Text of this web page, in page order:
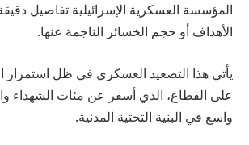
المؤسسة العسكرية الإسرائيلية تفاصيل
الأهداف أو حجم الخسائر الناجمة عنها.
يأتي هذا التصعيد العسكري في ظل استمرار
على القطاع، الذي أسفر عن مئات الشهداء
واسع في البنية التحتية المدنية.